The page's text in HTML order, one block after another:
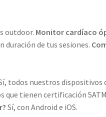
outdoor. Monitor cardíaco
duración de tus sesiones.
todos nuestros dispositivos
que tienen certificación
Sí, con Android e iOS.